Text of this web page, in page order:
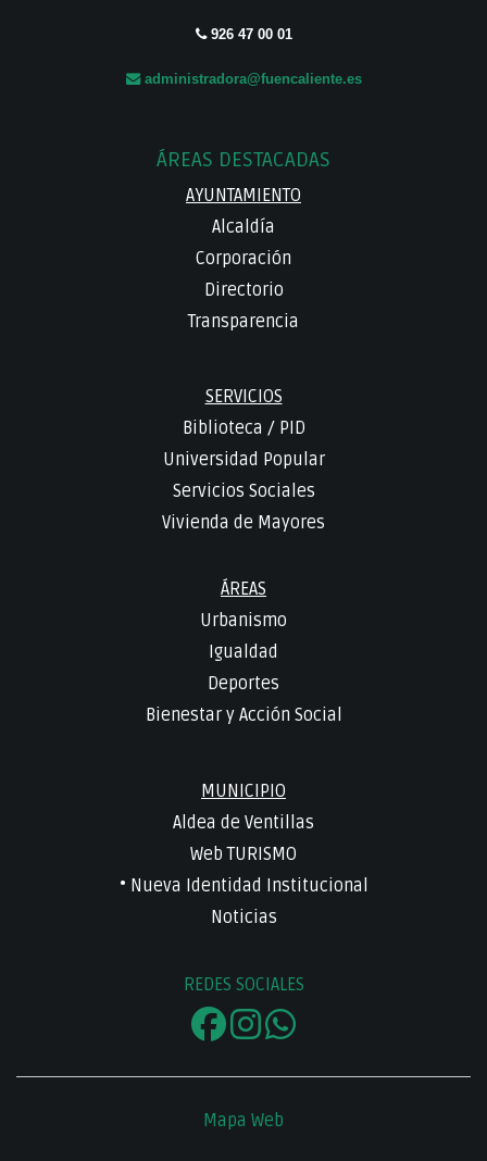
926 47 00 01
administradora@fuencaliente.es
ÁREAS DESTACADAS
AYUNTAMIENTO
Alcaldía
Corporación
Directorio
Transparencia
SERVICIOS
Biblioteca / PID
Universidad Popular
Servicios Sociales
Vivienda de Mayores
ÁREAS
Urbanismo
Igualdad
Deportes
Bienestar y Acción Social
MUNICIPIO
Aldea de Ventillas
Web TURISMO
• Nueva Identidad Institucional
Noticias
REDES SOCIALES
Mapa Web